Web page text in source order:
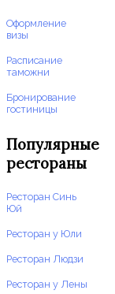
Оформление
визы
Расписание
таможни
Бронирование
гостиницы
Популярные
рестораны
Ресторан Синь
Юй
Ресторан у Юли
Ресторан Людзи
Ресторан у Лены